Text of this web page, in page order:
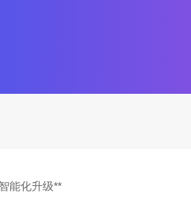
能化升级**